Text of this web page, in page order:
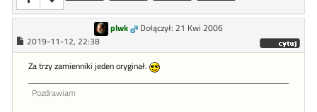
plwk
Dołączył: 21 Kwi 2006
2019-11-12, 22:38
Za trzy zamienniki jeden oryginał.
Pozdrawiam